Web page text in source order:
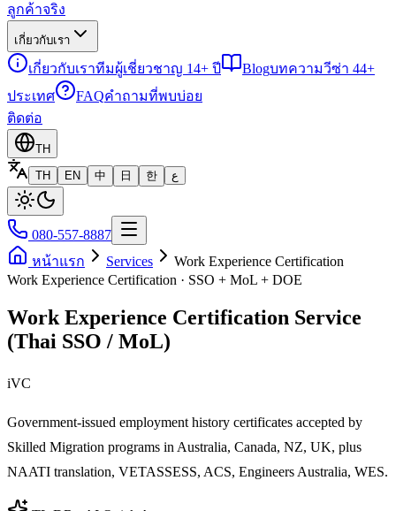
ลูกค้าจริง
เกี่ยวกับเรา
เกี่ยวกับเราทีมผู้เชี่ยวชาญ 14+ ปี Blogบทความวีซ่า 44+
ประเทศ
FAQคำถามที่พบบ่อย
ติดต่อ
TH
TH
EN 中 日 한 ع
080-557-8887
หน้าแรก
Services
Work Experience Certification
Work Experience Certification · SSO + MoL + DOE
Work Experience Certification Service
(Thai SSO / MoL)
iVC
Government-issued employment history certificates accepted by
Skilled Migration programs in Australia, Canada, NZ, UK, plus
NAATI translation, VETASSESS, ACS, Engineers Australia, WES.